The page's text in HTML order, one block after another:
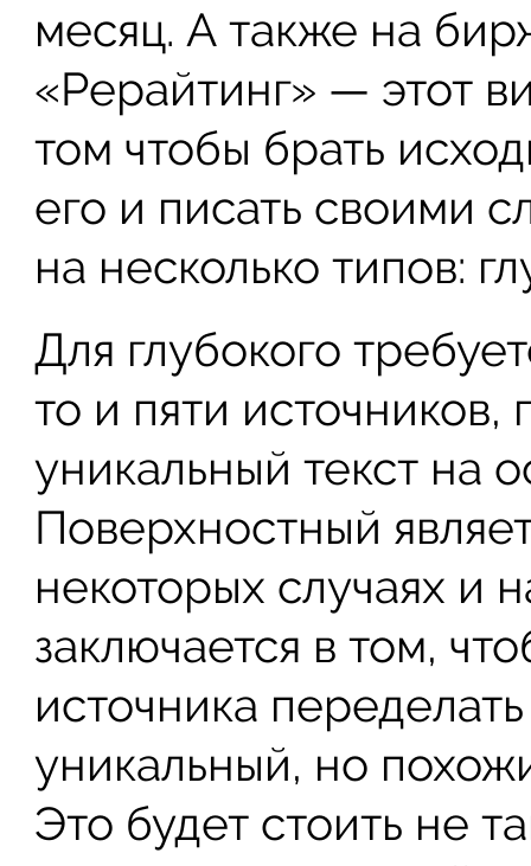
месяц. А также на
«Рерайтинг» — этот
том чтобы брать
его и писать своими
на несколько типов:
Для глубокого
то и пяти источников,
уникальный текст на
Поверхностный
некоторых случаях и
заключается в том,
источника
уникальный, но
Это будет стоить не